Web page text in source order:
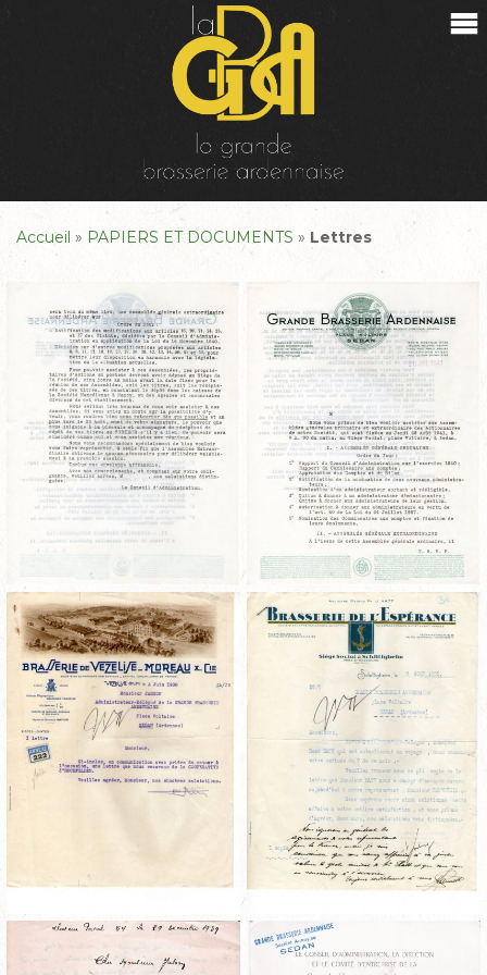
Accueil » PAPIERS ET DOCUMENTS » Lettres